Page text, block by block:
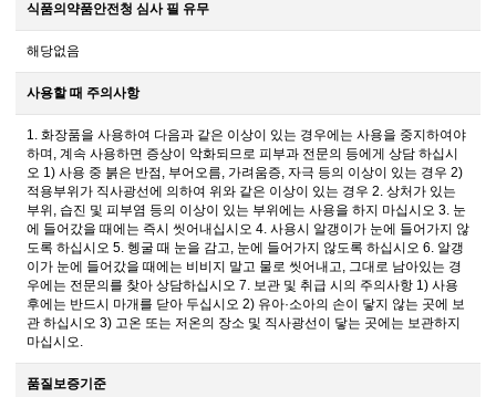
식품의약품안전청 심사 필 유무
해당없음
사용할 때 주의사항
1. 화장품을 사용하여 다음과 같은 이상이 있는 경우에는 사용을 중지하여야
하며, 계속 사용하면 증상이 악화되므로 피부과 전문의 등에게 상담 하십시
오 1) 사용 중 붉은 반점, 부어오름, 가려움증, 자극 등의 이상이 있는 경우 2)
적용부위가 직사광선에 의하여 위와 같은 이상이 있는 경우 2. 상처가 있는
부위, 습진 및 피부염 등의 이상이 있는 부위에는 사용을 하지 마십시오 3. 눈
에 들어갔을 때에는 즉시 씻어내십시오 4. 사용시 알갱이가 눈에 들어가지 않
도록 하십시오 5. 헹굴 때 눈을 감고, 눈에 들어가지 않도록 하십시오 6. 알갱
이가 눈에 들어갔을 때에는 비비지 말고 물로 씻어내고, 그대로 남아있는 경
우에는 전문의를 찾아 상담하십시오 7. 보관 및 취급 시의 주의사항 1) 사용
후에는 반드시 마개를 닫아 두십시오 2) 유아·소아의 손이 닿지 않는 곳에 보
관 하십시오 3) 고온 또는 저온의 장소 및 직사광선이 닿는 곳에는 보관하지
마십시오.
품질보증기준